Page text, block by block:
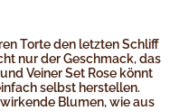
Torte den letzten Schliff
nur der Geschmack, das
Veiner Set Rose könnt
selbst herstellen.
Blumen, wie aus